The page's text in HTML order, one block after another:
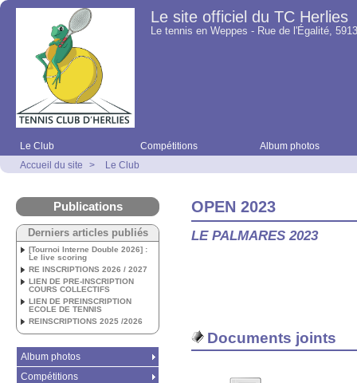
Le site officiel du TC Herlies
Le tennis en Weppes - Rue de l'Égalité,
Le Club Compétitions
Album photos
Accueil du site
> Le Club
OPEN 2023
LE PALMARES 2023
Documents joints
Publications
Derniers articles publiés
[Tournoi Interne Double 2026] :
Le live scoring
RE INSCRIPTIONS 2026 / 2027
LIEN DE PRE-INSCRIPTION
COURS COLLECTIFS
LIEN DE PREINSCRIPTION
ECOLE DE TENNIS
REINSCRIPTIONS 2025 /2026
Album photos
Compétitions